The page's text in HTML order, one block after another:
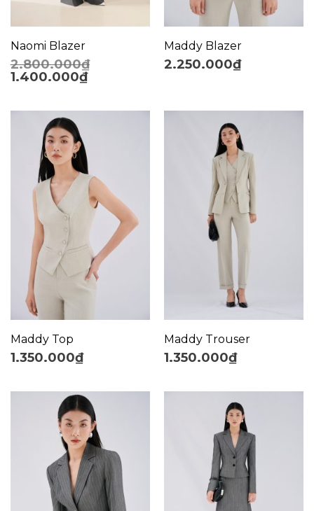
Naomi Blazer
2.800.000₫
1.400.000₫
Maddy Blazer
2.250.000₫
Maddy Top
1.350.000₫
Maddy Trouser
1.350.000₫